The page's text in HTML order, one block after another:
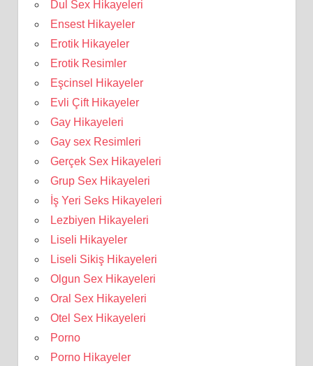
Dul Sex Hikayeleri
Ensest Hikayeler
Erotik Hikayeler
Erotik Resimler
Eşcinsel Hikayeler
Evli Çift Hikayeler
Gay Hikayeleri
Gay sex Resimleri
Gerçek Sex Hikayeleri
Grup Sex Hikayeleri
İş Yeri Seks Hikayeleri
Lezbiyen Hikayeleri
Liseli Hikayeler
Liseli Sikiş Hikayeleri
Olgun Sex Hikayeleri
Oral Sex Hikayeleri
Otel Sex Hikayeleri
Porno
Porno Hikayeler